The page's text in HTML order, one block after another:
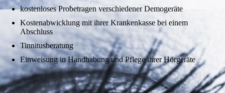
kostenloses Probetragen verschiedener Demogeräte
Kostenabwicklung mit ihrer Krankenkasse bei einem
Abschluss
Tinnitusberatung
Einweisung in Handhabung und Pflege ihrer Hörgeräte